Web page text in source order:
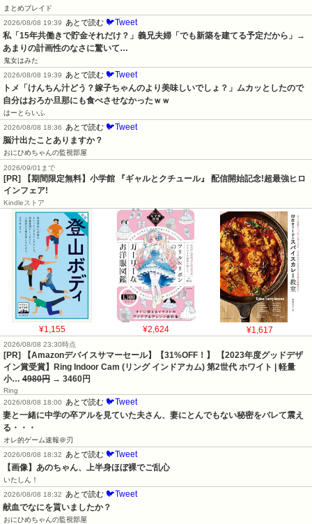
まとめブレイド
2026/08/08 19:39 あとで読む 🐦Tweet
私「15年共働きで貯金それだけ？」義兄夫婦「でも新築を建てる予定だから」→
あまりの計画性のなさに驚いて…
鬼女はみた
2026/08/08 19:39 あとで読む 🐦Tweet
トメ「けんちん汁どう？嫁子ちゃんのより美味しいでしょ？」ムカッとしたので
自分はおろか旦那にも食べさせなかったｗｗ
はーとらいふ
2026/08/08 18:36 あとで読む 🐦Tweet
脳汁出たことありますか？
おにひめちゃんの監視部屋
2026/09/01まで
[PR] 【期間限定無料】小学館 『ギャルとクチュール』 配信開始記念!超最強ヒロ
インフェア!
Kindleストア
¥1,155 ¥2,624 ¥1,617
2026/08/08 23:30時点
[PR] 【Amazonデバイスサマーセール】【31%OFF！】 【2023年度グッドデザ
イン賞受賞】Ring Indoor Cam (リング インドアカム) 第2世代 ホワイト | 軽量
小… 4980円 → 3460円
Ring
2026/08/08 18:00
あとで読む 🐦Tweet
妻と一緒に中学の卒アルを見ていた夫さん、妻にとんでもない秘密をバレて震え
る・・・
オレ的ゲーム速報＠刃
2026/08/08 18:32
あとで読む 🐦Tweet
【画像】あのちゃん、上半身ほぼ裸でご乱心
いたしん！
2026/08/08 18:32
あとで読む 🐦Tweet
献血でなにを貰いましたか？
おにひめちゃんの監視部屋